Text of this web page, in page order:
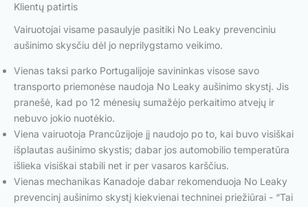
Klientų patirtis
Vairuotojai visame pasaulyje pasitiki No Leaky prevenciniu
aušinimo skysčiu dėl jo neprilygstamo veikimo.
Vienas taksi parko Portugalijoje savininkas visose savo
transporto priemonėse naudoja No Leaky aušinimo skystį. Jis
pranešė, kad po 12 mėnesių sumažėjo perkaitimo atvejų ir
nebuvo jokio nuotėkio.
Viena vairuotoja Prancūzijoje jį naudojo po to, kai buvo visiškai
išplautas aušinimo skystis; dabar jos automobilio temperatūra
išlieka visiškai stabili net ir per vasaros karščius.
Vienas mechanikas Kanadoje dabar rekomenduoja No Leaky
prevencinį aušinimo skystį kiekvienai techninei priežiūrai - “Tai